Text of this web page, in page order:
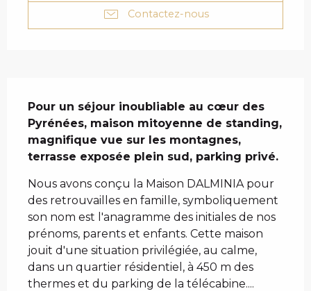
Contactez-nous
Pour un séjour inoubliable au cœur des
Pyrénées, maison mitoyenne de standing,
magnifique vue sur les montagnes,
terrasse exposée plein sud, parking privé.
Nous avons conçu la Maison DALMINIA pour
des retrouvailles en famille, symboliquement
son nom est l'anagramme des initiales de nos
prénoms, parents et enfants. Cette maison
jouit d'une situation privilégiée, au calme,
dans un quartier résidentiel, à 450 m des
thermes et du parking de la télécabine....